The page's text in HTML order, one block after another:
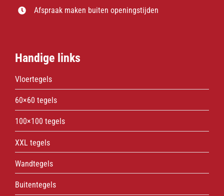
Afspraak maken buiten openingstijden
Handige links
Vloertegels
60×60 tegels
100×100 tegels
XXL tegels
Wandtegels
Buitentegels